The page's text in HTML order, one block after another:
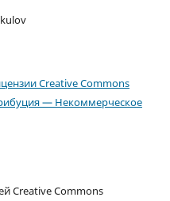
Creative Commons
— Некоммерческое
Creative Commons